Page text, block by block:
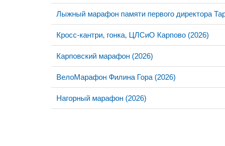
Лыжный марафон памяти первого директора
Кросс-кантри, гонка, ЦЛСиО Карпово (2026)
Карповский марафон (2026)
ВелоМарафон Филина Гора (2026)
Нагорный марафон (2026)